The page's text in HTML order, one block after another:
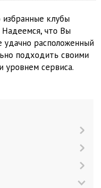
клубы
Надеемся, что Вы
удачно расположенный
подходить своими
уровнем сервиса.